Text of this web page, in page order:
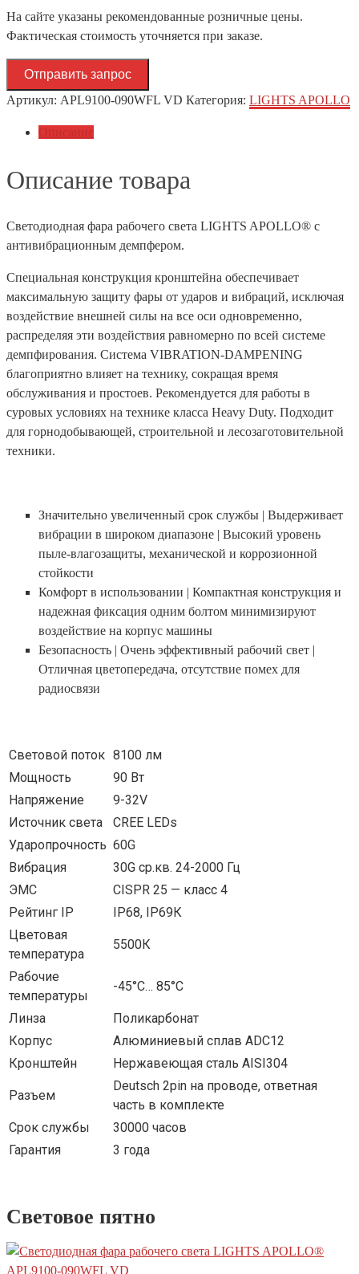
На сайте указаны рекомендованные розничные цены.
Фактическая стоимость уточняется при заказе.
Отправить запрос
Артикул: APL9100-090WFL VD Категория: LIGHTS APOLLO
Описание
Описание товара
Светодиодная фара рабочего света LIGHTS APOLLO® с
антивибрационным демпфером.
Специальная конструкция кронштейна обеспечивает
максимальную защиту фары от ударов и вибраций, исключая
воздействие внешней силы на все оси одновременно,
распределяя эти воздействия равномерно по всей системе
демпфирования. Система VIBRATION-DAMPENING
благоприятно влияет на технику, сокращая время
обслуживания и простоев. Рекомендуется для работы в
суровых условиях на технике класса Heavy Duty. Подходит
для горнодобывающей, строительной и лесозаготовительной
техники.
Значительно увеличенный срок службы | Выдерживает
вибрации в широком диапазоне | Высокий уровень
пыле-влагозащиты, механической и коррозионной
стойкости
Комфорт в использовании | Компактная конструкция и
надежная фиксация одним болтом минимизируют
воздействие на корпус машины
Безопасность | Очень эффективный рабочий свет |
Отличная цветопередача, отсутствие помех для
радиосвязи
Световой поток 8100 лм
Мощность
90 Вт
Напряжение
9-32V
Источник света
CREE LEDs
Ударопрочность 60G
Вибрация
30G ср.кв. 24-2000 Гц
ЭМС
CISPR 25 — класс 4
Рейтинг IP
IP68, IP69К
Цветовая
температура
5500К
Рабочие
температуры
-45°С… 85°С
Линза
Поликарбонат
Корпус
Алюминиевый сплав ADC12
Кронштейн
Нержавеющая сталь AISI304
Разъем
Deutsch 2pin на проводе, ответная
часть в комплекте
Срок службы
30000 часов
Гарантия
3 года
Световое пятно